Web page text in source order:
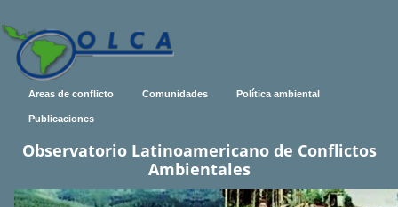
Areas de conflicto Comunidades Política ambiental
Publicaciones
Observatorio Latinoamericano de Conflictos
Ambientales